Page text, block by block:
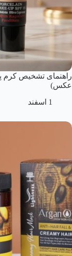
راهنمای تشخیص کرم
عکس)
1 اسفند